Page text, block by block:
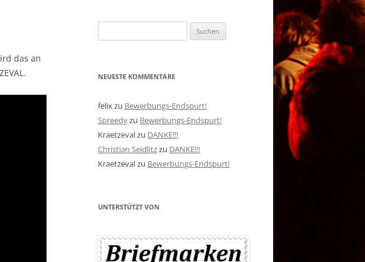
das an
nach:
NEUESTE KOMMENTARE
felixzu Bewerbungs-Endspurt!
Spreedyzu Bewerbungs-Endspurt!
Kraetzevalzu DANKE!!!
Christian Seidlitzzu DANKE!!!
Kraetzevalzu Bewerbungs-Endspurt!
UNTERSTÜTZT VON